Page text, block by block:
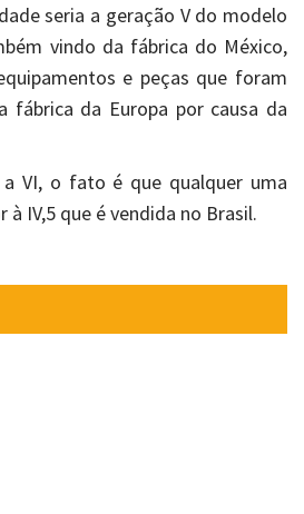
seria a geração V do modelo
vindo da fábrica do México,
e peças que foram
fábrica da Europa por causa da
VI, o fato é que qualquer uma
IV,5 que é vendida no Brasil.